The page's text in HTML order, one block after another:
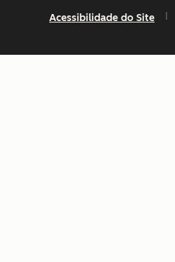
Acessibilidade do Site